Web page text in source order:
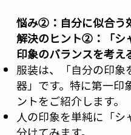
悩み②：自分に似合う
解決のヒント②：「シ
印象のバランスを考え
服装は、「自分の印象
器」です。特に第一印
ントをご紹介します。
人の印象を単純に「シ